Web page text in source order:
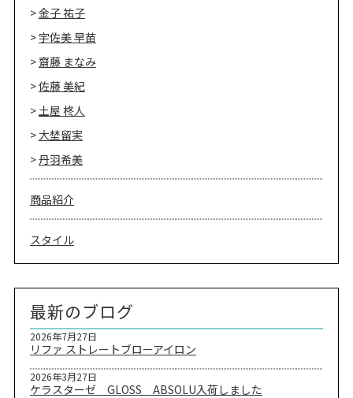
金子 祐子
宇佐美 早苗
齋藤 まなみ
佐藤 美紀
土屋 柊人
大埜留実
丹羽希美
商品紹介
スタイル
最新のブログ
リファ ストレートブローアイロン
2026年7月27日
ケラスターゼ GLOSS ABSOLU入荷しました
2026年3月27日